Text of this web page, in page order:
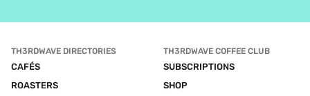
TH3RDWAVE DIRECTORIES
CAFÉS
ROASTERS
TH3RDWAVE COFFEE CLUB
SUBSCRIPTIONS
SHOP